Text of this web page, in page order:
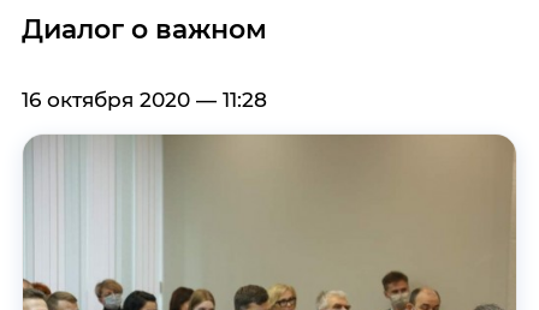
Диалог о важном
16 октября 2020 — 11:28